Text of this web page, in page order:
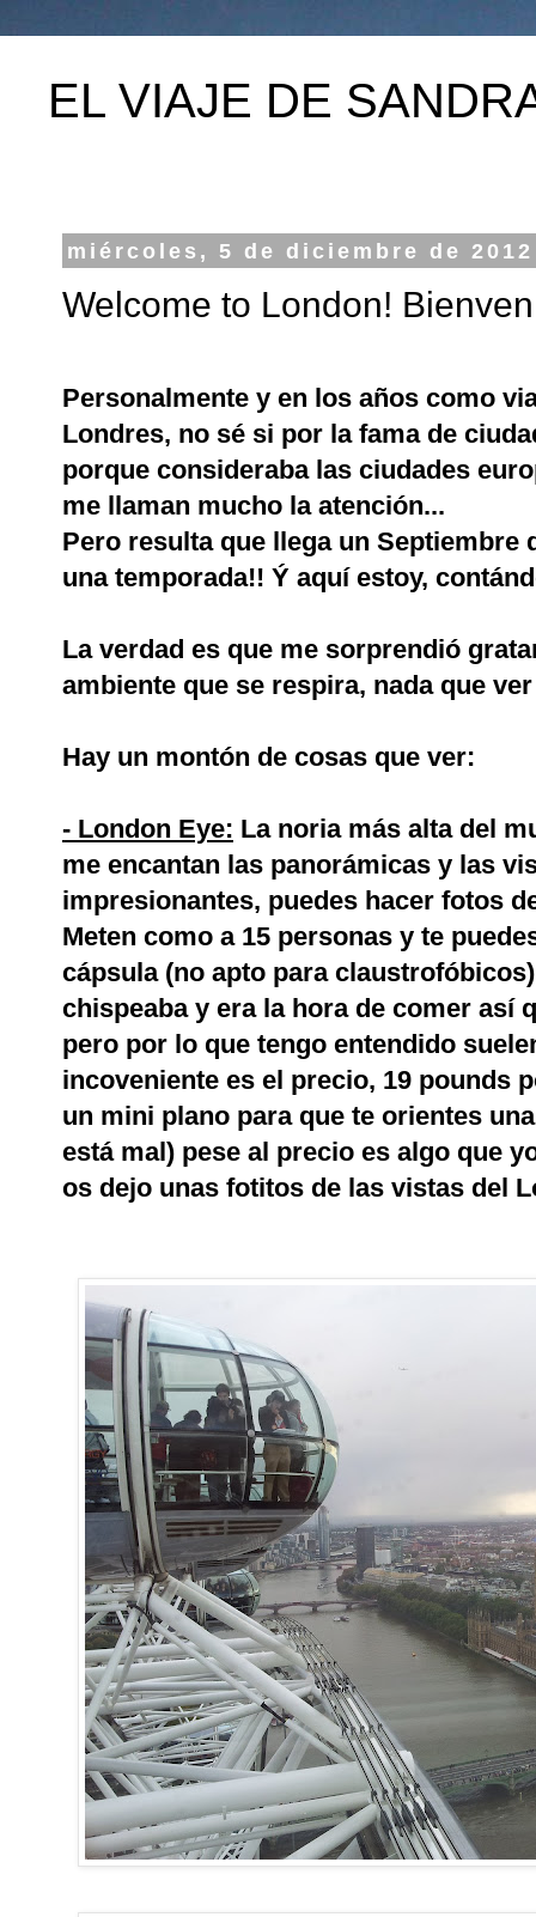
EL VIAJE DE
miércoles, 5 de diciembre de 2012
Welcome to London!
Personalmente y en los años como
Londres, no sé si por la fama de
porque consideraba las ciudades
me llaman mucho la atención...
Pero resulta que llega un Septiembre
una temporada!! Ý aquí estoy,
La verdad es que me sorprendió
ambiente que se respira, nada que
Hay un montón de cosas que ver:
- London Eye: La noria más alta del
me encantan las panorámicas y las
impresionantes, puedes hacer fotos
Meten como a 15 personas y te
cápsula (no apto para
chispeaba y era la hora de comer así
pero por lo que tengo entendido
incoveniente es el precio, 19 pounds
un mini plano para que te orientes
está mal) pese al precio es algo que
os dejo unas fotitos de las vistas del